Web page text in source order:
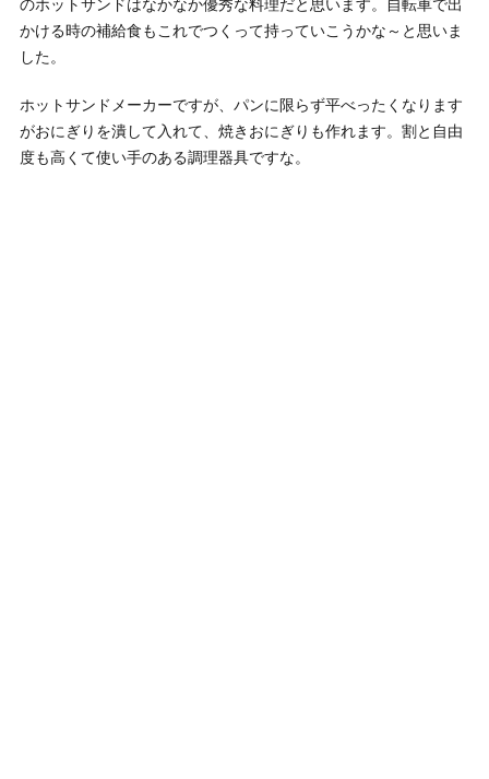
のホットサンドはなかなか優秀な料理だと思います。自転車で出
かける時の補給食もこれでつくって持っていこうかな～と思いま
した。
ホットサンドメーカーですが、パンに限らず平べったくなります
がおにぎりを潰して入れて、焼きおにぎりも作れます。割と自由
度も高くて使い手のある調理器具ですな。